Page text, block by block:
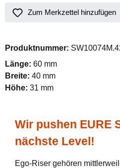
Zum Merkzettel hinzufügen
Produktnummer:
Länge: 60 mm
Breite: 40 mm
Höhe: 31 mm
Wir pushen EURE
nächste Level!
Ego-Riser gehören